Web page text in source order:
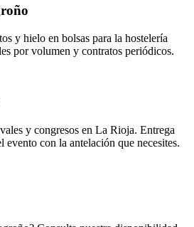
y hielo en bolsas para la hostelería
por volumen y contratos periódicos.
y congresos en La Rioja. Entrega
evento con la antelación que necesites.